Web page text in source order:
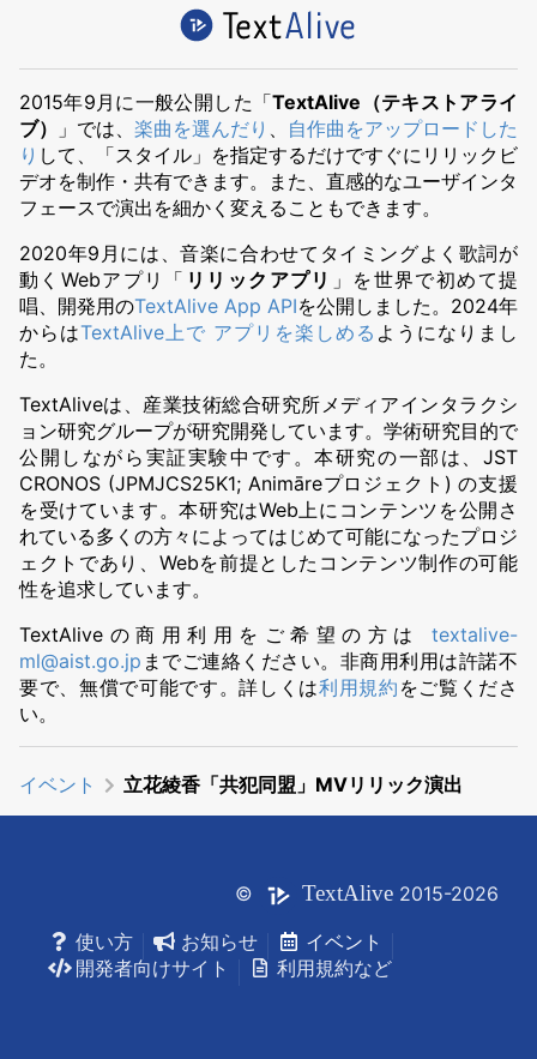
2015年9月に一般公開した「TextAlive（テキストアライ
ブ）
」では、 楽曲を選んだり 、 自作曲をアップロードした
り して、「スタイル」を指定するだけですぐにリリックビ
デオを制作・共有できます。また、直感的なユーザインタ
フェースで演出を細かく変えることもできます。
2020年9月には、音楽に合わせてタイミングよく歌詞が
動くWebアプリ「 リリックアプリ 」を世界で初めて提
唱、開発用のTextAlive App APIを公開しました。2024年
からはTextAlive上で アプリを楽しめる ようになりまし
た。
TextAliveは、産業技術総合研究所メディアインタラクシ
ョン研究グループが研究開発しています。学術研究目的で
公開しながら実証実験中です。本研究の一部は、JST
CRONOS (JPMJCS25K1; Animāreプロジェクト) の支援
を受けています。本研究はWeb上にコンテンツを公開さ
れている多くの方々によってはじめて可能になったプロジ
ェクトであり、Webを前提としたコンテンツ制作の可能
性を追求しています。
TextAliveの商用利用をご希望の方は
textalive-
ml@aist.go.jp までご連絡ください。非商用利用は許諾不
要で、無償で可能です。詳しくは利用規約 をご覧くださ
い。
イベント 立花綾香「共犯同盟」MVリリック演出
© TextAlive 2015-2026
使い方
お知らせ
イベント
開発者向けサイト
利用規約など